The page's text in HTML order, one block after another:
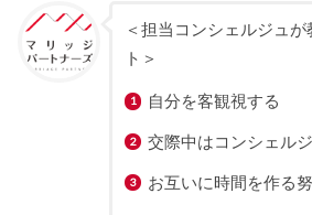
＜担当コンシェルジュ
ト＞
自分を客観視する
交際中はコンシェル
お互いに時間を作る